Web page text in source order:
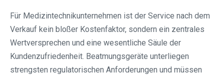
Für Medizintechnikunternehmen ist der Service nach dem
Verkauf kein bloßer Kostenfaktor, sondern ein zentrales
Wertversprechen und eine wesentliche Säule der
Kundenzufriedenheit. Beatmungsgeräte unterliegen
strengsten regulatorischen Anforderungen und müssen